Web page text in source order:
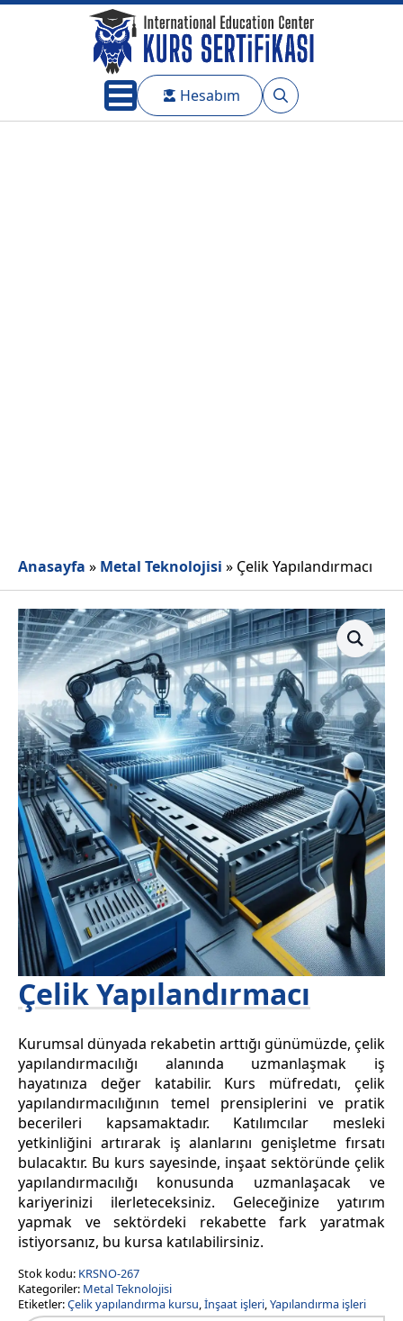
Hesabım
Search
Anasayfa » Metal Teknolojisi » Çelik Yapılandırmacı
Çelik Yapılandırmacı
Kurumsal dünyada rekabetin arttığı günümüzde, çelik
yapılandırmacılığı alanında uzmanlaşmak iş
hayatınıza değer katabilir. Kurs müfredatı, çelik
yapılandırmacılığının temel prensiplerini ve pratik
becerileri kapsamaktadır. Katılımcılar mesleki
yetkinliğini artırarak iş alanlarını genişletme fırsatı
bulacaktır. Bu kurs sayesinde, inşaat sektöründe çelik
yapılandırmacılığı konusunda uzmanlaşacak ve
kariyerinizi ilerleteceksiniz. Geleceğinize yatırım
yapmak ve sektördeki rekabette fark yaratmak
istiyorsanız, bu kursa katılabilirsiniz.
Stok kodu: KRSNO-267
Kategoriler: Metal Teknolojisi
Etiketler:Çelik yapılandırma kursu,İnşaat işleri,Yapılandırma işleri